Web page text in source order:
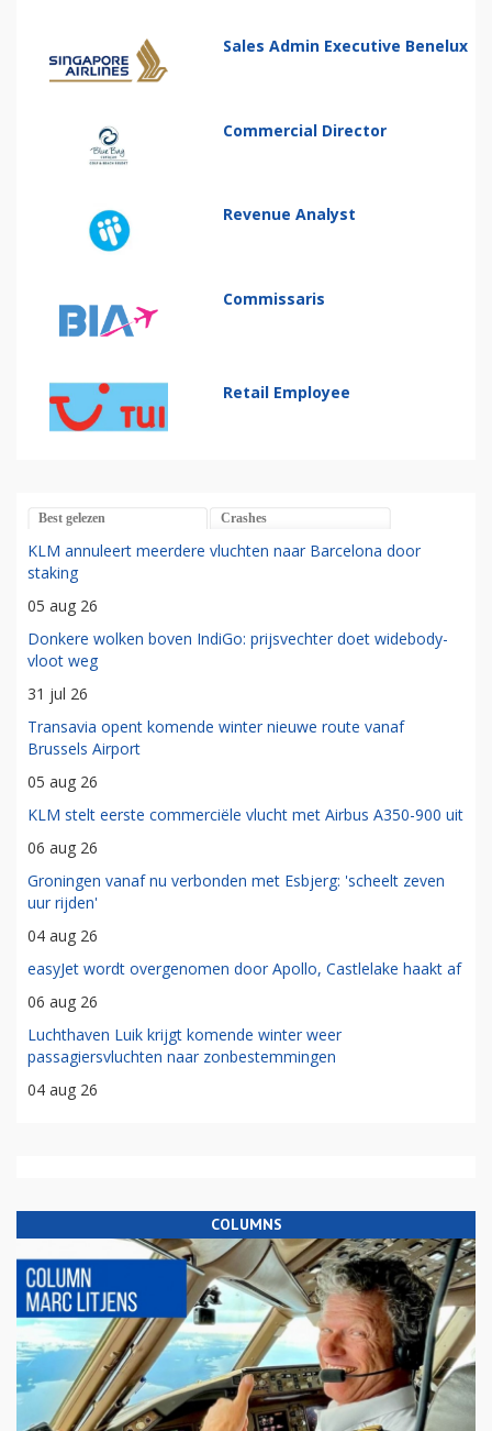
Sales Admin Executive Benelux
Commercial Director
Revenue Analyst
Commissaris
Retail Employee
Best gelezen Crashes
KLM annuleert meerdere vluchten naar Barcelona door
staking
05 aug 26
Donkere wolken boven IndiGo: prijsvechter doet widebody-
vloot weg
31 jul 26
Transavia opent komende winter nieuwe route vanaf
Brussels Airport
05 aug 26
KLM stelt eerste commerciële vlucht met Airbus A350-900 uit
06 aug 26
Groningen vanaf nu verbonden met Esbjerg: 'scheelt zeven
uur rijden'
04 aug 26
easyJet wordt overgenomen door Apollo, Castlelake haakt af
06 aug 26
Luchthaven Luik krijgt komende winter weer
passagiersvluchten naar zonbestemmingen
04 aug 26
COLUMNS